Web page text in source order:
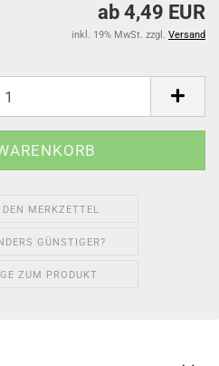
ab 4,49 EUR
inkl. 19% MwSt. zzgl. Versand
DEN MERKZETTEL
GÜNSTIGER?
ZUM PRODUKT